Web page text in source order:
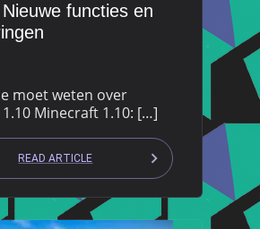
functies en
moet weten over
Minecraft 1.10: […]
READ ARTICLE